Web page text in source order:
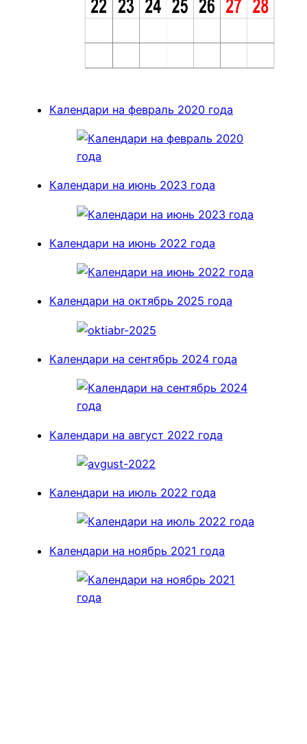
Календари на февраль 2020 года
Календари на июнь 2023 года
Календари на июнь 2022 года
Календари на октябрь 2025 года
Календари на сентябрь 2024 года
Календари на август 2022 года
Календари на июль 2022 года
Календари на ноябрь 2021 года